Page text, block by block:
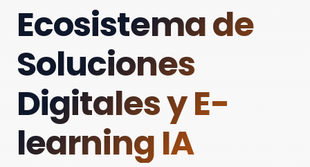
Ecosistema de
Soluciones
Digitales y E-
learning IA